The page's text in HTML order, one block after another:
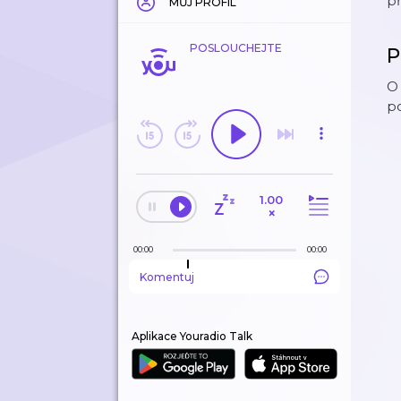
POSLOUCHEJTE
1.00
×
00:00 00:00
Komentuj
Aplikace Youradio Talk